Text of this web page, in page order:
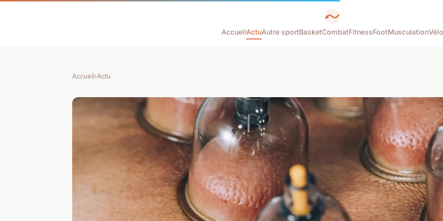
AccueilActuAutre sportBasketCombatFitnessFootMusculationVélo
Accueil›Actu